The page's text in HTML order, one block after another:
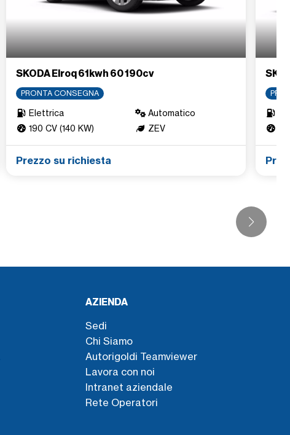
SKODA Elroq 61kwh 60 190cv
PRONTA CONSEGNA
Elettrica
Automatico
190 CV (140 KW)
ZEV
Prezzo su richiesta
AZIENDA
Sedi
Chi Siamo
Autorigoldi Teamviewer
Lavora con noi
Intranet aziendale
Rete Operatori